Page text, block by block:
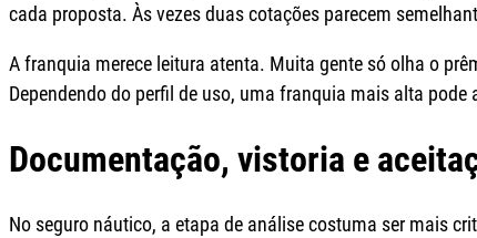
cada proposta. Às vezes duas cotações parecem
A franquia merece leitura atenta. Muita gente só olha o
Dependendo do perfil de uso, uma franquia mais alta
Documentação, vistoria e
No seguro náutico, a etapa de análise costuma ser mais